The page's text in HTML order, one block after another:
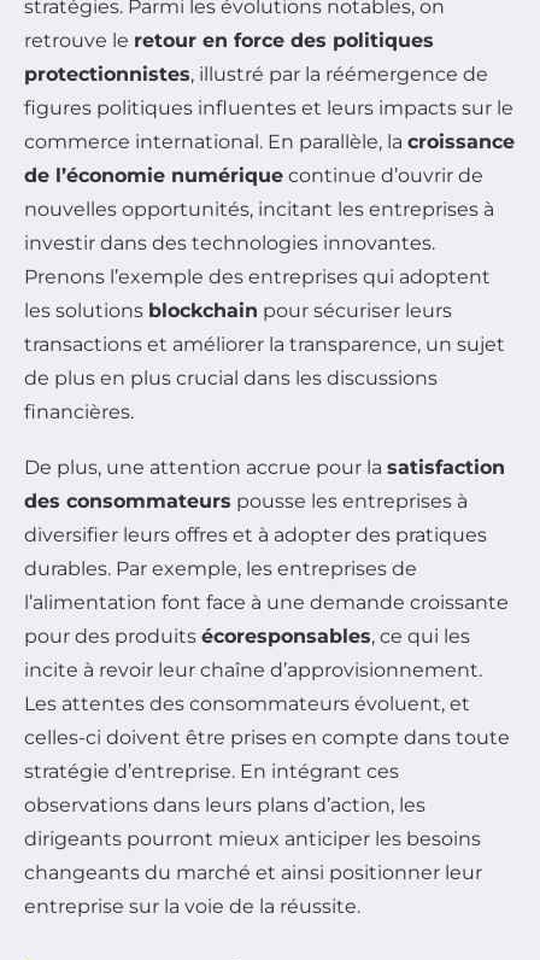
stratégies. Parmi les évolutions notables, on
retrouve le retour en force des politiques
protectionnistes, illustré par la réémergence de
figures politiques influentes et leurs impacts sur le
commerce international. En parallèle, la croissance
de l’économie numérique continue d’ouvrir de
nouvelles opportunités, incitant les entreprises à
investir dans des technologies innovantes.
Prenons l’exemple des entreprises qui adoptent
les solutions blockchain pour sécuriser leurs
transactions et améliorer la transparence, un sujet
de plus en plus crucial dans les discussions
financières.
De plus, une attention accrue pour la satisfaction
des consommateurs pousse les entreprises à
diversifier leurs offres et à adopter des pratiques
durables. Par exemple, les entreprises de
l’alimentation font face à une demande croissante
pour des produits écoresponsables, ce qui les
incite à revoir leur chaîne d’approvisionnement.
Les attentes des consommateurs évoluent, et
celles-ci doivent être prises en compte dans toute
stratégie d’entreprise. En intégrant ces
observations dans leurs plans d’action, les
dirigeants pourront mieux anticiper les besoins
changeants du marché et ainsi positionner leur
entreprise sur la voie de la réussite.